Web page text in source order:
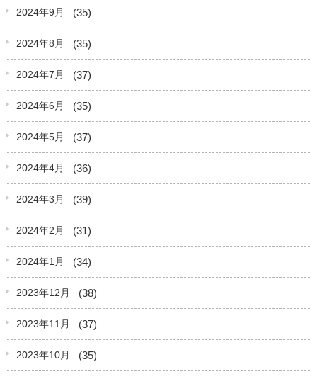
2024年9月 (35)
2024年8月 (35)
2024年7月 (37)
2024年6月 (35)
2024年5月 (37)
2024年4月 (36)
2024年3月 (39)
2024年2月 (31)
2024年1月 (34)
2023年12月 (38)
2023年11月 (37)
2023年10月 (35)